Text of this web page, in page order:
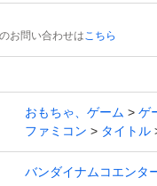
お問い合わせはこちら
おもちゃ、ゲーム ゲ
ファミコン
タイトル
バンダイナムコエンタ